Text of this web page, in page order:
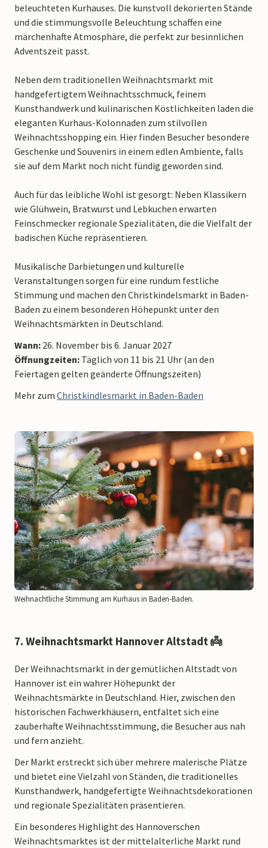
beleuchteten Kurhauses. Die kunstvoll dekorierten Stände
und die stimmungsvolle Beleuchtung schaffen eine
märchenhafte Atmosphäre, die perfekt zur besinnlichen
Adventszeit passt.
Neben dem traditionellen Weihnachtsmarkt mit
handgefertigtem Weihnachtsschmuck, feinem
Kunsthandwerk und kulinarischen Köstlichkeiten laden die
eleganten Kurhaus-Kolonnaden zum stilvollen
Weihnachtsshopping ein. Hier finden Besucher besondere
Geschenke und Souvenirs in einem edlen Ambiente, falls
sie auf dem Markt noch nicht fündig geworden sind.
Auch für das leibliche Wohl ist gesorgt: Neben Klassikern
wie Glühwein, Bratwurst und Lebkuchen erwarten
Feinschmecker regionale Spezialitäten, die die Vielfalt der
badischen Küche repräsentieren.
Musikalische Darbietungen und kulturelle
Veranstaltungen sorgen für eine rundum festliche
Stimmung und machen den Christkindelsmarkt in Baden-
Baden zu einem besonderen Höhepunkt unter den
Weihnachtsmärkten in Deutschland.
Wann: 26. November bis 6. Januar 2027
Öffnungzeiten: Täglich von 11 bis 21 Uhr (an den
Feiertagen gelten geänderte Öffnungszeiten)
Mehr zum Christkindlesmarkt in Baden-Baden
Weihnachtliche Stimmung am Kurhaus in Baden-Baden.
7. Weihnachtsmarkt Hannover Altstadt 👼
Der Weihnachtsmarkt in der gemütlichen Altstadt von
Hannover ist ein wahrer Höhepunkt der
Weihnachtsmärkte in Deutschland. Hier, zwischen den
historischen Fachwerkhäusern, entfaltet sich eine
zauberhafte Weihnachtsstimmung, die Besucher aus nah
und fern anzieht.
Der Markt erstreckt sich über mehrere malerische Plätze
und bietet eine Vielzahl von Ständen, die traditionelles
Kunsthandwerk, handgefertigte Weihnachtsdekorationen
und regionale Spezialitäten präsentieren.
Ein besonderes Highlight des Hannoverschen
Weihnachtsmarktes ist der mittelalterliche Markt rund